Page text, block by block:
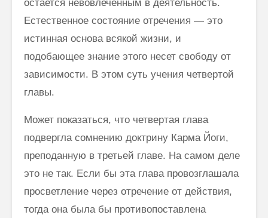
остается невовлеченным в деятель­ность.
Естественное состояние отречения — это
истинная основа всякой жизни, и
подобающее знание этого несет свободу от
зависимости. В этом суть учения четвертой
главы.
Может показаться, что четвертая глава
подвергла сомнению доктрину Карма Йоги,
преподанную в третьей главе. На самом деле
это не так. Если бы эта глава провозглашала
просветление через отречение от дей­ствия,
тогда она была бы противопоставлена